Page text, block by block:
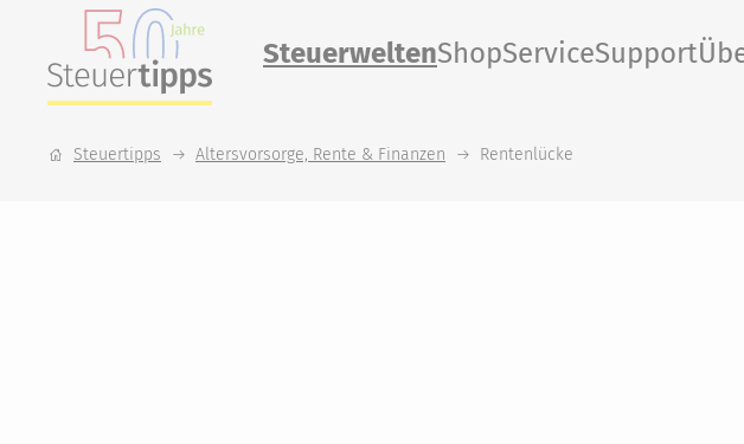
SteuerweltenShopServiceSupport
Steuertipps Altersvorsorge, Rente & Finanzen Rentenlücke